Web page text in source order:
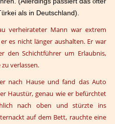
ürkei als in Deutschland).
verheirateter Mann war extrem
es nicht länger aushalten. Er war
den Schichtführer um Erlaubnis,
verlassen.
nach Hause und fand das Auto
Haustür, genau wie er befürchtet
nach oben und stürzte ins
auf dem Bett, rauchte eine